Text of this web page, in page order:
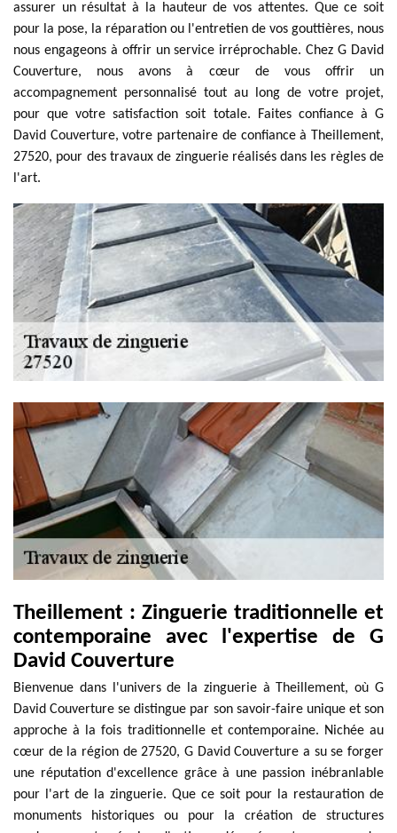
assurer un résultat à la hauteur de vos attentes. Que ce soit
pour la pose, la réparation ou l'entretien de vos gouttières, nous
nous engageons à offrir un service irréprochable. Chez G David
Couverture, nous avons à cœur de vous offrir un
accompagnement personnalisé tout au long de votre projet,
pour que votre satisfaction soit totale. Faites confiance à G
David Couverture, votre partenaire de confiance à Theillement,
27520, pour des travaux de zinguerie réalisés dans les règles de
l'art.
Theillement : Zinguerie traditionnelle et
contemporaine avec l'expertise de G
David Couverture
Bienvenue dans l'univers de la zinguerie à Theillement, où G
David Couverture se distingue par son savoir-faire unique et son
approche à la fois traditionnelle et contemporaine. Nichée au
cœur de la région de 27520, G David Couverture a su se forger
une réputation d'excellence grâce à une passion inébranlable
pour l'art de la zinguerie. Que ce soit pour la restauration de
monuments historiques ou pour la création de structures